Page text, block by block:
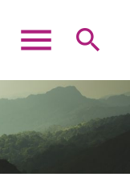
menu search
SUCHEN